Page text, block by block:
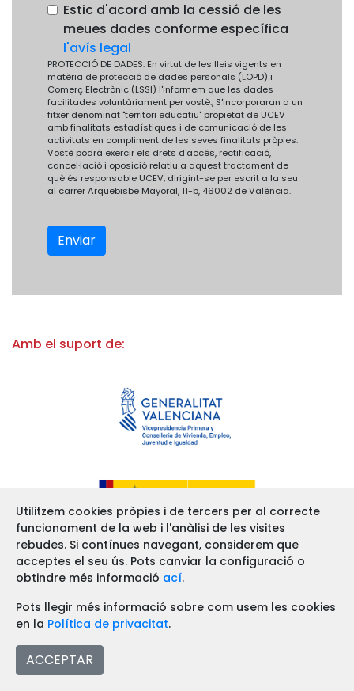
Estic d'acord amb la cessió de les
meues dades conforme específica
l'avís legal
PROTECCIÓ DE DADES: En virtut de les lleis vigents en
matèria de protecció de dades personals (LOPD) i
Comerç Electrònic (LSSI) l'informem que les dades
facilitades voluntàriament per vostè., S'incorporaran a un
fitxer denominat "territori educatiu" propietat de UCEV
amb finalitats estadístiques i de comunicació de les
activitats en compliment de les seves finalitats pròpies.
Vostè podrà exercir els drets d'accés, rectificació,
cancel·lació i oposició relatiu a aquest tractament de
què és responsable UCEV, dirigint-se per escrit a la seu
al carrer Arquebisbe Mayoral, 11-b, 46002 de València.
Enviar
Amb el suport de:
Utilitzem cookies pròpies i de tercers per al correcte
funcionament de la web i l'anàlisi de les visites
rebudes. Si contínues navegant, considerem que
acceptes el seu ús. Pots canviar la configuració o
obtindre més informació ací.
Pots llegir més informació sobre com usem les cookies
en la Política de privacitat.
ACCEPTAR